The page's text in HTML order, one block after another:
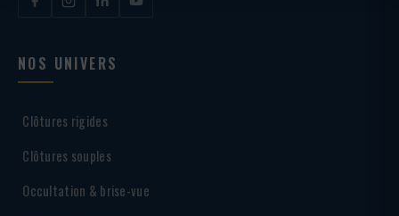
NOS UNIVERS
Clôtures rigides
Clôtures souples
Occultation & brise-vue